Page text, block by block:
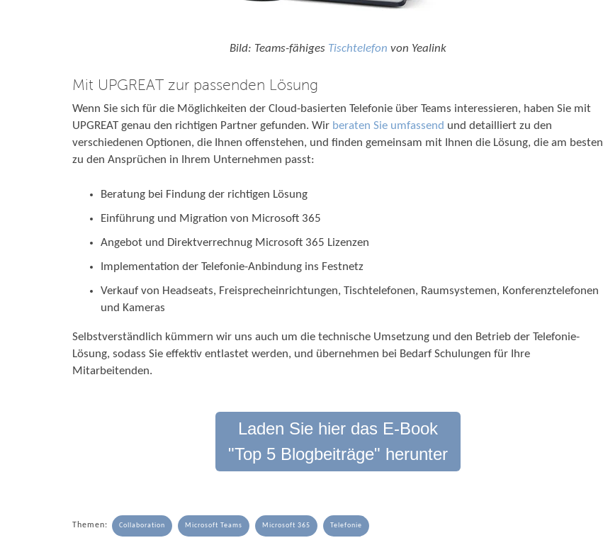
Bild: Teams-fähiges Tischtelefon von Yealink
Mit UPGREAT zur passenden Lösung
Wenn Sie sich für die Möglichkeiten der Cloud-basierten Telefonie über Teams interessieren, haben Sie mit
UPGREAT genau den richtigen Partner gefunden. Wir beraten Sie umfassend und detailliert zu den
verschiedenen Optionen, die Ihnen offenstehen, und finden gemeinsam mit Ihnen die Lösung, die am besten
zu den Ansprüchen in Ihrem Unternehmen passt:
Beratung bei Findung der richtigen Lösung
Einführung und Migration von Microsoft 365
Angebot und Direktverrechnug Microsoft 365 Lizenzen
Implementation der Telefonie-Anbindung ins Festnetz
Verkauf von Headseats, Freisprecheinrichtungen, Tischtelefonen, Raumsystemen, Konferenztelefonen
und Kameras
Selbstverständlich kümmern wir uns auch um die technische Umsetzung und den Betrieb der Telefonie-
Lösung, sodass Sie effektiv entlastet werden, und übernehmen bei Bedarf Schulungen für Ihre
Mitarbeitenden.
Laden Sie hier das E-Book
"Top 5 Blogbeiträge" herunter
Themen: Collaboration Microsoft Teams Microsoft 365 Telefonie